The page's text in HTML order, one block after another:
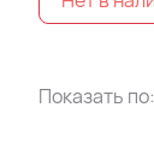
Показать по: